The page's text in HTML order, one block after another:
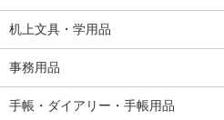
机上文具・学用品
事務用品
手帳・ダイアリー・手帳用品